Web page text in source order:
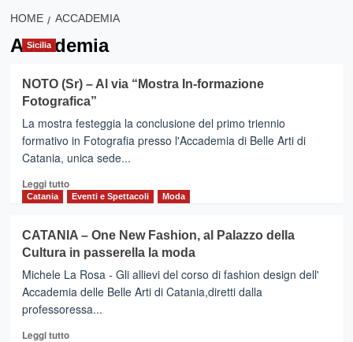
HOME ACCADEMIA
Accademia
Sicilia
NOTO (Sr) – Al via “Mostra In-formazione
Fotografica”
La mostra festeggia la conclusione del primo triennio
formativo in Fotografia presso l'Accademia di Belle Arti di
Catania, unica sede...
Leggi tuttoLeggi
di
NOTO
(Sr)
–
Al
via
“Mostra
In-
Catania Eventi e Spettacoli Moda
CATANIA – One New Fashion, al Palazzo della
Cultura in passerella la moda
Michele La Rosa - Gli allievi del corso di fashion design dell'
Accademia delle Belle Arti di Catania,diretti dalla
professoressa...
Leggi tuttoLeggi